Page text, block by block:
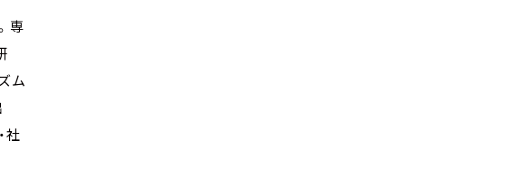
専
ム
社